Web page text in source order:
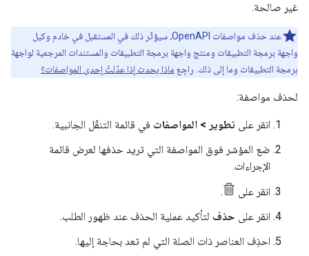
غير صالحة.
عند حذف مواصفات OpenAPI، سيؤثّر ذلك في المستقبل في خادم وكيل
واجهة برمجة التطبيقات ومنتج واجهة برمجة التطبيقات والمستندات المرجعية لواجهة
برمجة التطبيقات وما إلى ذلك. راجِع ماذا يحدث إذا عدّلتُ إحدى المواصفات؟
لحذف مواصفة:
انقر على تطوير > المواصفات في قائمة التنقّل الجانبية.
ضع المؤشر فوق المواصفة التي تريد حذفها لعرض قائمة
الإجراءات.
انقر على
.
انقر على حذف لتأكيد عملية الحذف عند ظهور الطلب.
احذِف العناصر ذات الصلة التي لم تعد بحاجة إليها.